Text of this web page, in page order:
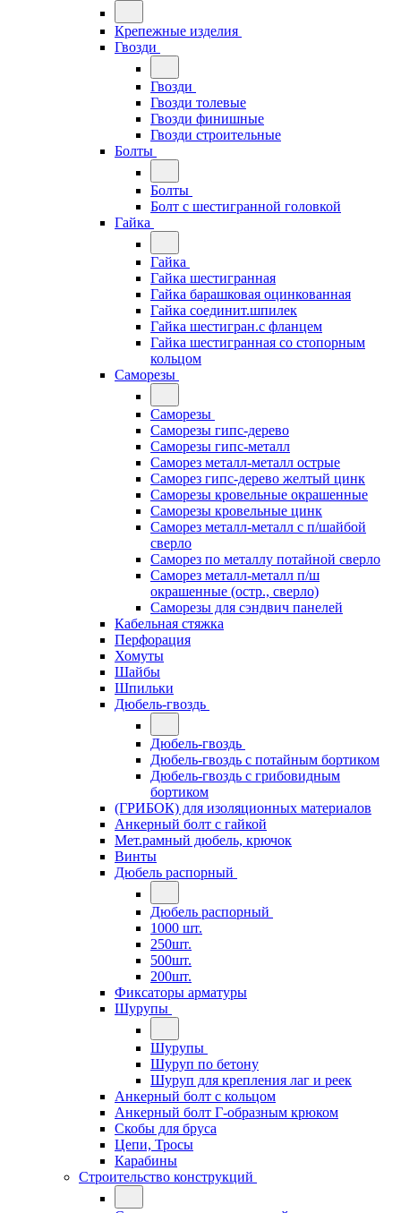
Крепежные изделия
Гвозди
Гвозди
Гвозди толевые
Гвозди финишные
Гвозди строительные
Болты
Болты
Болт с шестигранной головкой
Гайка
Гайка
Гайка шестигранная
Гайка барашковая оцинкованная
Гайка соединит.шпилек
Гайка шестигран.с фланцем
Гайка шестигранная со стопорным
кольцом
Саморезы
Саморезы
Саморезы гипс-дерево
Саморезы гипс-металл
Саморез металл-металл острые
Саморез гипс-дерево желтый цинк
Саморезы кровельные окрашенные
Саморезы кровельные цинк
Саморез металл-металл с п/шайбой
сверло
Саморез по металлу потайной сверло
Саморез металл-металл п/ш
окрашенные (остр., сверло)
Саморезы для сэндвич панелей
Кабельная стяжка
Перфорация
Хомуты
Шайбы
Шпильки
Дюбель-гвоздь
Дюбель-гвоздь
Дюбель-гвоздь с потайным бортиком
Дюбель-гвоздь с грибовидным
бортиком
(ГРИБОК) для изоляционных материалов
Анкерный болт с гайкой
Мет.рамный дюбель, крючок
Винты
Дюбель распорный
Дюбель распорный
1000 шт.
250шт.
500шт.
200шт.
Фиксаторы арматуры
Шурупы
Шурупы
Шуруп по бетону
Шуруп для крепления лаг и реек
Анкерный болт с кольцом
Анкерный болт Г-образным крюком
Скобы для бруса
Цепи, Тросы
Карабины
Строительство конструкций